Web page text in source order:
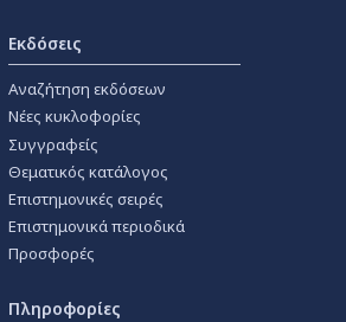
Εκδόσεις
Αναζήτηση εκδόσεων
Νέες κυκλοφορίες
Συγγραφείς
Θεματικός κατάλογος
Επιστημονικές σειρές
Επιστημονικά περιοδικά
Προσφορές
Πληροφορίες